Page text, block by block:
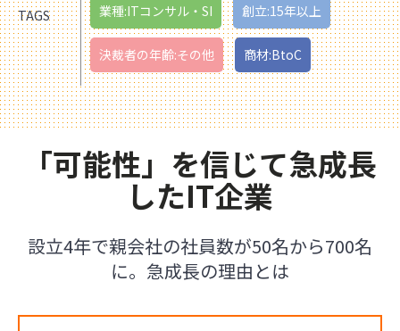
TAGS 業種:ITコンサル・SI 創立:15年以上
決裁者の年齢:その他 商材:BtoC
「可能性」を信じて急成長
したIT企業
設立4年で親会社の社員数が50名から700名
に。急成長の理由とは